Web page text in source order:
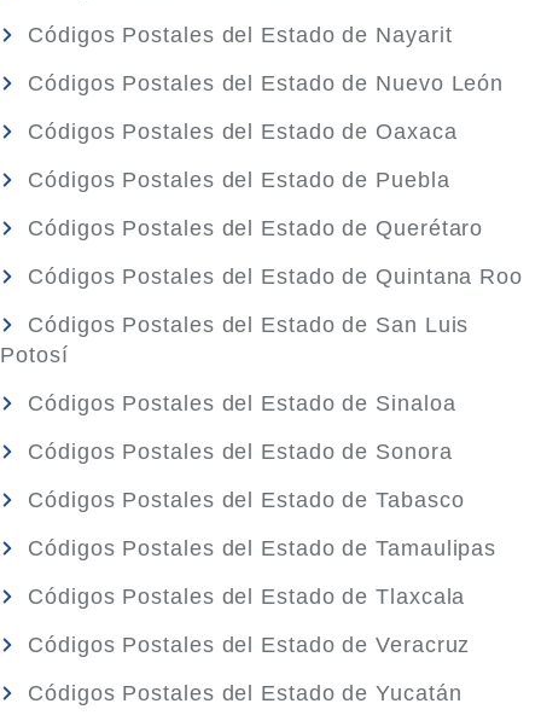
Códigos Postales del Estado de Nayarit
Códigos Postales del Estado de Nuevo León
Códigos Postales del Estado de Oaxaca
Códigos Postales del Estado de Puebla
Códigos Postales del Estado de Querétaro
Códigos Postales del Estado de Quintana Roo
Códigos Postales del Estado de San Luis
Potosí
Códigos Postales del Estado de Sinaloa
Códigos Postales del Estado de Sonora
Códigos Postales del Estado de Tabasco
Códigos Postales del Estado de Tamaulipas
Códigos Postales del Estado de Tlaxcala
Códigos Postales del Estado de Veracruz
Códigos Postales del Estado de Yucatán